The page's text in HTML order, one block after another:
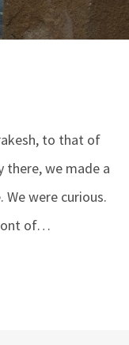
to that of
there, we made a
were curious.
of…